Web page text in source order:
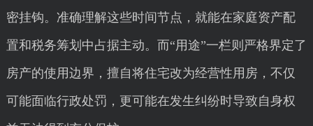
密挂钩。准确理解这些时间节点，就能在家庭资产配
置和税务筹划中占据主动。而“用途”一栏则严格界定了
房产的使用边界，擅自将住宅改为经营性用房，不仅
可能面临行政处罚，更可能在发生纠纷时导致自身权